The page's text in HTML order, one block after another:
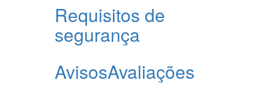
Requisitos de
segurança
AvisosAvaliações